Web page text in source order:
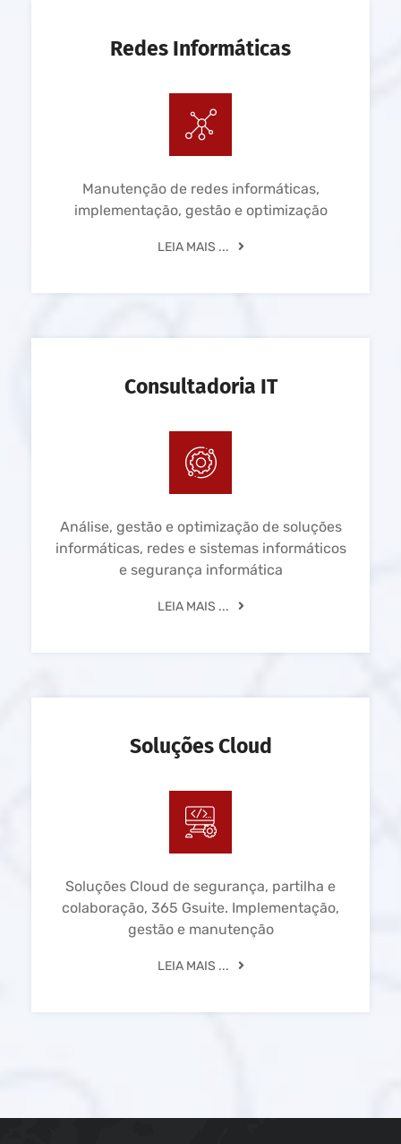
Redes Informáticas
Manutenção de redes informáticas,
implementação, gestão e optimização
LEIA MAIS ...
Consultadoria IT
Análise, gestão e optimização de soluções
informáticas, redes e sistemas informáticos
e segurança informática
LEIA MAIS ...
Soluções Cloud
Soluções Cloud de segurança, partilha e
colaboração, 365 Gsuite. Implementação,
gestão e manutenção
LEIA MAIS ...